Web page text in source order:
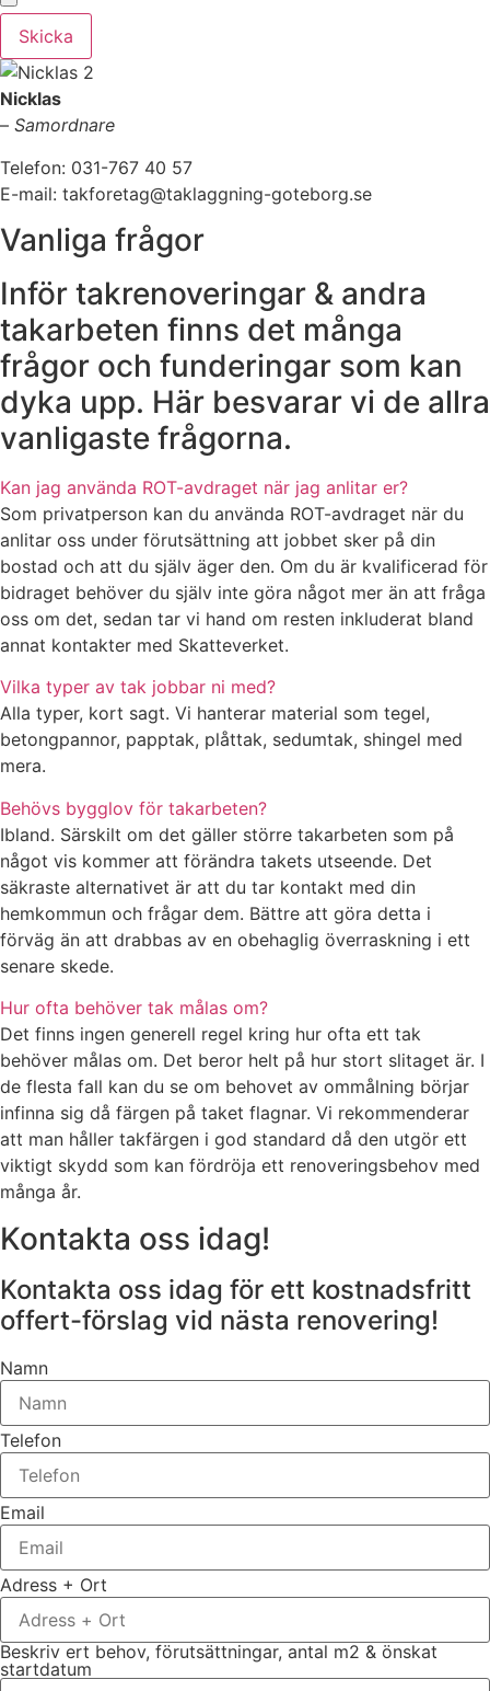
Skicka
Nicklas
– Samordnare
Telefon: 031-767 40 57
E-mail: takforetag@taklaggning-goteborg.se
Vanliga frågor
Inför takrenoveringar & andra
takarbeten finns det många
frågor och funderingar som kan
dyka upp. Här besvarar vi de allra
vanligaste frågorna.
Kan jag använda ROT-avdraget när jag anlitar er?
Som privatperson kan du använda ROT-avdraget när du
anlitar oss under förutsättning att jobbet sker på din
bostad och att du själv äger den. Om du är kvalificerad för
bidraget behöver du själv inte göra något mer än att fråga
oss om det, sedan tar vi hand om resten inkluderat bland
annat kontakter med Skatteverket.
Vilka typer av tak jobbar ni med?
Alla typer, kort sagt. Vi hanterar material som tegel,
betongpannor, papptak, plåttak, sedumtak, shingel med
mera.
Behövs bygglov för takarbeten?
Ibland. Särskilt om det gäller större takarbeten som på
något vis kommer att förändra takets utseende. Det
säkraste alternativet är att du tar kontakt med din
hemkommun och frågar dem. Bättre att göra detta i
förväg än att drabbas av en obehaglig överraskning i ett
senare skede.
Hur ofta behöver tak målas om?
Det finns ingen generell regel kring hur ofta ett tak
behöver målas om. Det beror helt på hur stort slitaget är. I
de flesta fall kan du se om behovet av ommålning börjar
infinna sig då färgen på taket flagnar. Vi rekommenderar
att man håller takfärgen i god standard då den utgör ett
viktigt skydd som kan fördröja ett renoveringsbehov med
många år.
Kontakta oss idag!
Kontakta oss idag för ett kostnadsfritt
offert-förslag vid nästa renovering!
Namn
Telefon
Email
Adress + Ort
Beskriv ert behov, förutsättningar, antal m2 & önskat
startdatum